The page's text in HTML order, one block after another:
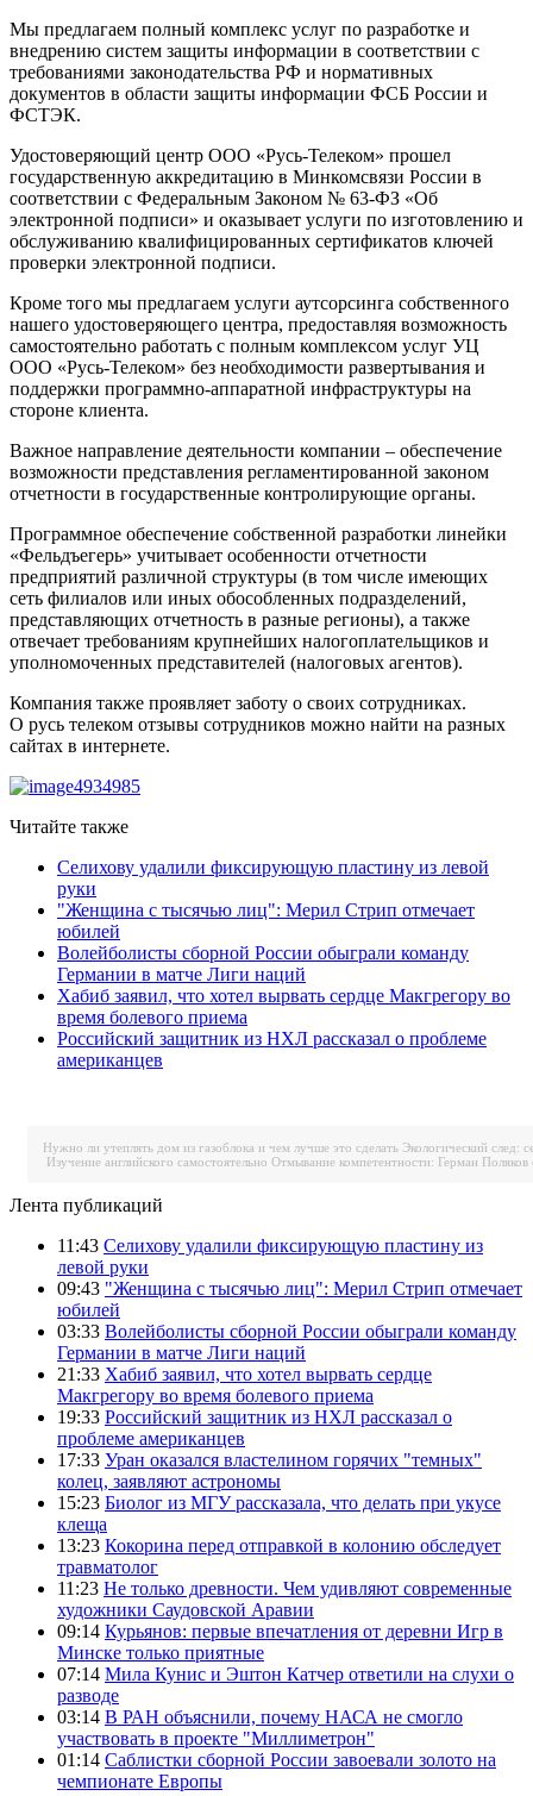
Мы предлагаем полный комплекс услуг по разработке и
внедрению систем защиты информации в соответствии с
требованиями законодательства РФ и нормативных
документов в области защиты информации ФСБ России и
ФСТЭК.
Удостоверяющий центр ООО «Русь-Телеком» прошел
государственную аккредитацию в Минкомсвязи России в
соответствии с Федеральным Законом № 63-ФЗ «Об
электронной подписи» и оказывает услуги по изготовлению и
обслуживанию квалифицированных сертификатов ключей
проверки электронной подписи.
Кроме того мы предлагаем услуги аутсорсинга собственного
нашего удостоверяющего центра, предоставляя возможность
самостоятельно работать с полным комплексом услуг УЦ
ООО «Русь-Телеком» без необходимости развертывания и
поддержки программно-аппаратной инфраструктуры на
стороне клиента.
Важное направление деятельности компании – обеспечение
возможности представления регламентированной законом
отчетности в государственные контролирующие органы.
Программное обеспечение собственной разработки линейки
«Фельдъегерь» учитывает особенности отчетности
предприятий различной структуры (в том числе имеющих
сеть филиалов или иных обособленных подразделений,
представляющих отчетность в разные регионы), а также
отвечает требованиям крупнейших налогоплательщиков и
уполномоченных представителей (налоговых агентов).
Компания также проявляет заботу о своих сотрудниках.
О русь телеком отзывы сотрудников можно найти на разных
сайтах в интернете.
Читайте также
Селихову удалили фиксирующую пластину из левой
руки
"Женщина с тысячью лиц": Мерил Стрип отмечает
юбилей
Волейболисты сборной России обыграли команду
Германии в матче Лиги наций
Хабиб заявил, что хотел вырвать сердце Макгрегору во
время болевого приема
Российский защитник из НХЛ рассказал о проблеме
американцев
Нужно ли утеплять дом из газоблока и чем лучше это сделать Экологический след:
Изучение английского самостоятельно Отмывание компетентности: Герман
Лента публикаций
11:43 Селихову удалили фиксирующую пластину из
левой руки
09:43 "Женщина с тысячью лиц": Мерил Стрип отмечает
юбилей
03:33 Волейболисты сборной России обыграли команду
Германии в матче Лиги наций
21:33 Хабиб заявил, что хотел вырвать сердце
Макгрегору во время болевого приема
19:33 Российский защитник из НХЛ рассказал о
проблеме американцев
17:33 Уран оказался властелином горячих "темных"
колец, заявляют астрономы
15:23 Биолог из МГУ рассказала, что делать при укусе
клеща
13:23 Кокорина перед отправкой в колонию обследует
травматолог
11:23 Не только древности. Чем удивляют современные
художники Саудовской Аравии
09:14 Курьянов: первые впечатления от деревни Игр в
Минске только приятные
07:14 Мила Кунис и Эштон Катчер ответили на слухи о
разводе
03:14 В РАН объяснили, почему НАСА не смогло
участвовать в проекте "Миллиметрон"
01:14 Саблистки сборной России завоевали золото на
чемпионате Европы